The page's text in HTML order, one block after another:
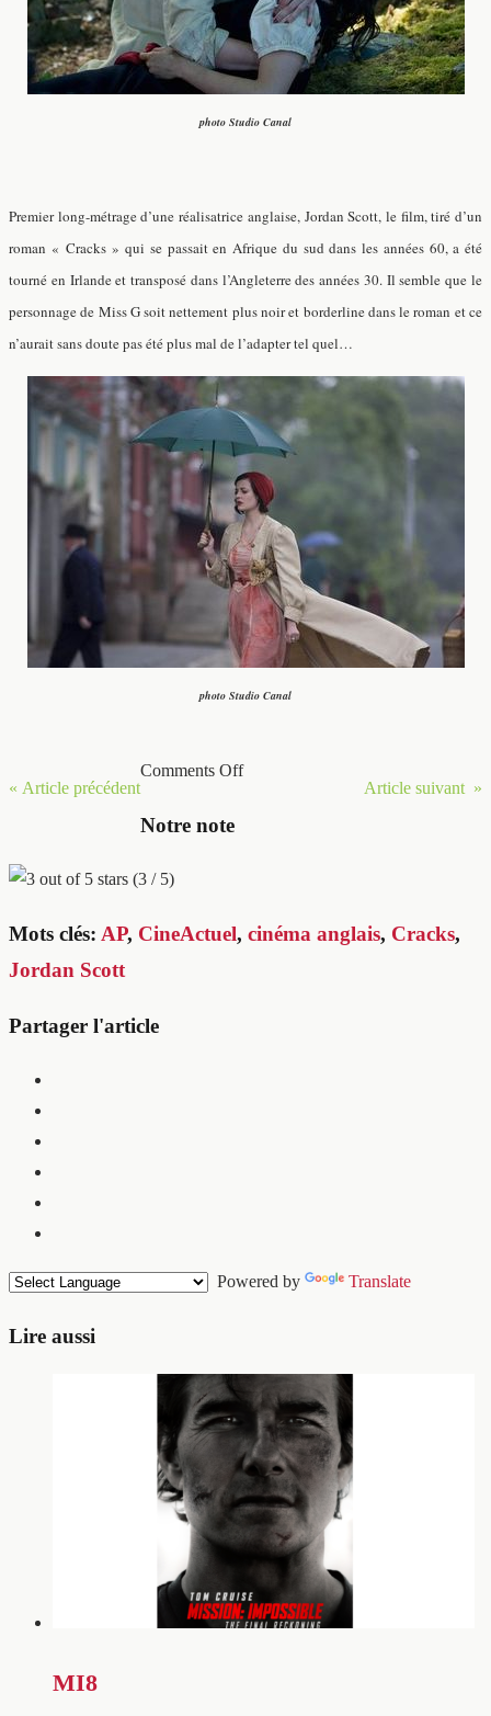
photo Studio Canal
Premier long-métrage d’une réalisatrice anglaise, Jordan Scott, le film, tiré d’un
roman « Cracks » qui se passait en Afrique du sud dans les années 60, a été
tourné en Irlande et transposé dans l’Angleterre des années 30. Il semble que le
personnage de Miss G soit nettement plus noir et borderline dans le roman et ce
n’aurait sans doute pas été plus mal de l’adapter tel quel…
photo Studio Canal
« Article précédent Article suivant »
Comments Off
Notre note
(3 / 5)
Mots clés: AP, CineActuel, cinéma anglais, Cracks,
Jordan Scott
Partager l'article
Powered by Translate
Lire aussi
MI8